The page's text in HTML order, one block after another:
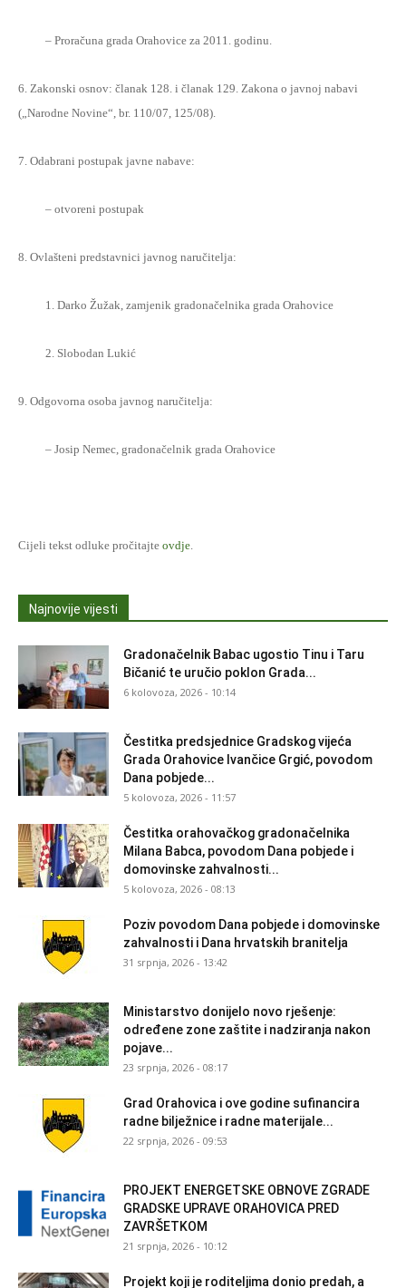
– Proračuna grada Orahovice za 2011. godinu.
6. Zakonski osnov: članak 128. i članak 129. Zakona o javnoj nabavi
(„Narodne Novine“, br. 110/07, 125/08).
7. Odabrani postupak javne nabave:
– otvoreni postupak
8. Ovlašteni predstavnici javnog naručitelja:
1. Darko Žužak, zamjenik gradonačelnika grada Orahovice
2. Slobodan Lukić
9. Odgovorna osoba javnog naručitelja:
– Josip Nemec, gradonačelnik grada Orahovice
Cijeli tekst odluke pročitajte ovdje.
Najnovije vijesti
Gradonačelnik Babac ugostio Tinu i Taru
Bičanić te uručio poklon Grada...
6 kolovoza, 2026 - 10:14
Čestitka predsjednice Gradskog vijeća
Grada Orahovice Ivančice Grgić, povodom
Dana pobjede...
5 kolovoza, 2026 - 11:57
Čestitka orahovačkog gradonačelnika
Milana Babca, povodom Dana pobjede i
domovinske zahvalnosti...
5 kolovoza, 2026 - 08:13
Poziv povodom Dana pobjede i domovinske
zahvalnosti i Dana hrvatskih branitelja
31 srpnja, 2026 - 13:42
Ministarstvo donijelo novo rješenje:
određene zone zaštite i nadziranja nakon
pojave...
23 srpnja, 2026 - 08:17
Grad Orahovica i ove godine sufinancira
radne bilježnice i radne materijale...
22 srpnja, 2026 - 09:53
PROJEKT ENERGETSKE OBNOVE ZGRADE
GRADSKE UPRAVE ORAHOVICA PRED
ZAVRŠETKOM
21 srpnja, 2026 - 10:12
Projekt koji je roditeljima donio predah, a